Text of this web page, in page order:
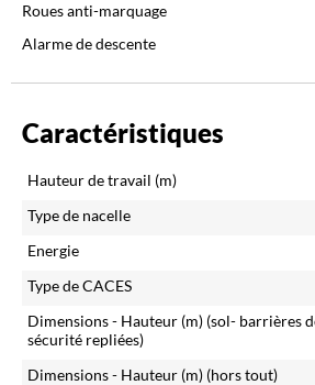
Roues anti-marquage
Alarme de descente
Caractéristiques
Hauteur de travail (m)
Type de nacelle
Energie
Type de CACES
Dimensions - Hauteur (m) (sol- barrières
sécurité repliées)
Dimensions - Hauteur (m) (hors tout)